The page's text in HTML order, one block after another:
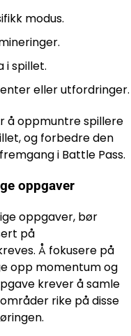
modus.
i spillet.
eller utfordringer.
å oppmuntre spillere
og forbedre den
i Battle Pass.
oppgaver
oppgaver, bør
på
Å fokusere på
opp momentum og
krever å samle
rike på disse